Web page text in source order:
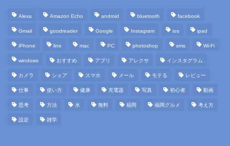
Alexa Amazon Echo android bluetooth facebook
Gmail goodreader Google Instagram ios ipad
iPhone line mac PC photoshop sms Wi-Fi
windows おすすめ アプリ アレクサ インスタグラム
カメラ シェア スマホ メール モテる レビュー
仕事 使い方 健康 充電器 写真 初心者 動画
思考 方法 水 無料 福岡 福岡グルメ 考え方
設定 雑学